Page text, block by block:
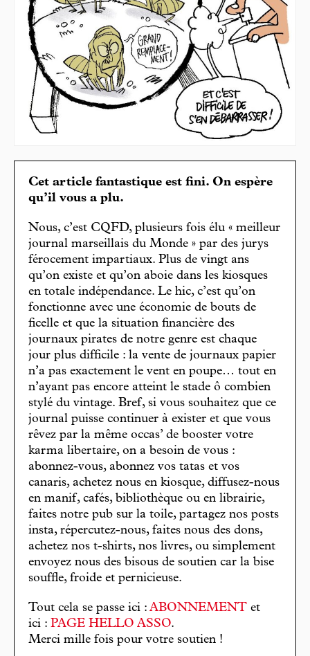
Cet article fantastique est fini. On espère
qu’il vous a plu.
Nous, c’est CQFD, plusieurs fois élu « meilleur
journal marseillais du Monde » par des jurys
férocement impartiaux. Plus de vingt ans
qu’on existe et qu’on aboie dans les kiosques
en totale indépendance. Le hic, c’est qu’on
fonctionne avec une économie de bouts de
ficelle et que la situation financière des
journaux pirates de notre genre est chaque
jour plus difficile : la vente de journaux papier
n’a pas exactement le vent en poupe… tout en
n’ayant pas encore atteint le stade ô combien
stylé du vintage. Bref, si vous souhaitez que ce
journal puisse continuer à exister et que vous
rêvez par la même occas’ de booster votre
karma libertaire, on a besoin de vous :
abonnez-vous, abonnez vos tatas et vos
canaris, achetez nous en kiosque, diffusez-nous
en manif, cafés, bibliothèque ou en librairie,
faites notre pub sur la toile, partagez nos posts
insta, répercutez-nous, faites nous des dons,
achetez nos t-shirts, nos livres, ou simplement
envoyez nous des bisous de soutien car la bise
souffle, froide et pernicieuse.
Tout cela se passe ici : ABONNEMENT et
ici : PAGE HELLO ASSO.
Merci mille fois pour votre soutien !